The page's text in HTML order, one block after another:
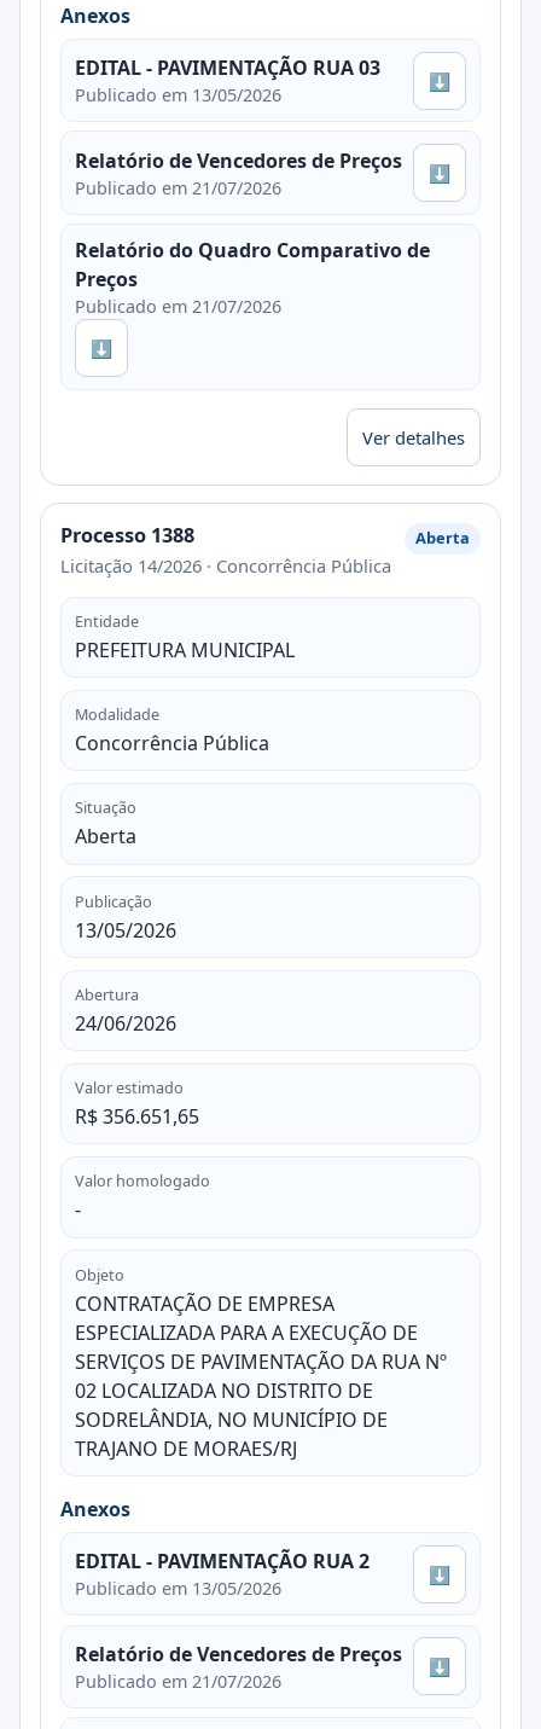
Anexos
EDITAL - PAVIMENTAÇÃO RUA 03
Publicado em 13/05/2026
⬇
Relatório de Vencedores de Preços
Publicado em 21/07/2026
⬇
Relatório do Quadro Comparativo de
Preços
Publicado em 21/07/2026
⬇
Ver detalhes
Processo 1388
Licitação 14/2026 · Concorrência Pública
Aberta
Entidade
PREFEITURA MUNICIPAL
Modalidade
Concorrência Pública
Situação
Aberta
Publicação
13/05/2026
Abertura
24/06/2026
Valor estimado
R$ 356.651,65
Valor homologado
-
Objeto
CONTRATAÇÃO DE EMPRESA
ESPECIALIZADA PARA A EXECUÇÃO DE
SERVIÇOS DE PAVIMENTAÇÃO DA RUA Nº
02 LOCALIZADA NO DISTRITO DE
SODRELÂNDIA, NO MUNICÍPIO DE
TRAJANO DE MORAES/RJ
Anexos
EDITAL - PAVIMENTAÇÃO RUA 2
Publicado em 13/05/2026
⬇
Relatório de Vencedores de Preços
Publicado em 21/07/2026
⬇